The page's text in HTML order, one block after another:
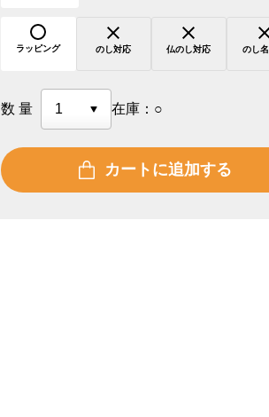
ラッピング のし対応 仏のし対応 のし
数量 在庫： ○
カートに追加する